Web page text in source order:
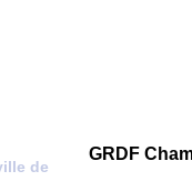
de
GRDF